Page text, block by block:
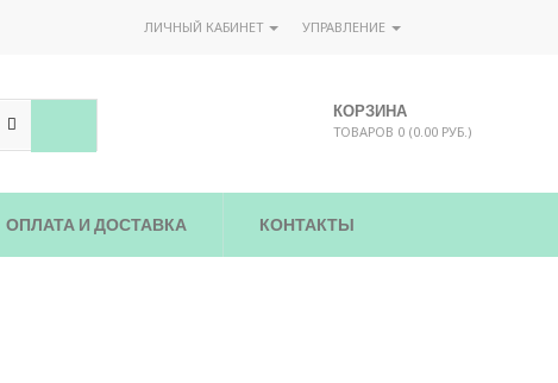
ЛИЧНЫЙ КАБИНЕТ УПРАВЛЕНИЕ
КОРЗИНА
ТОВАРОВ 0 (0.00 РУБ.)
ОПЛАТА И ДОСТАВКА КОНТАКТЫ